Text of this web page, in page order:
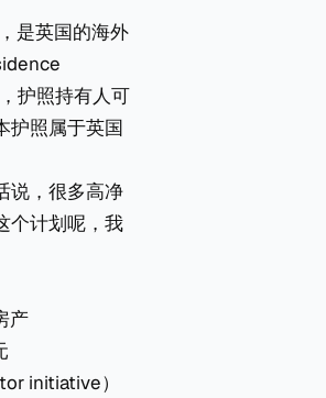
是英国的海外
护照持有人可
护照属于英国
说，很多高净
个计划呢，我
产
initiative）